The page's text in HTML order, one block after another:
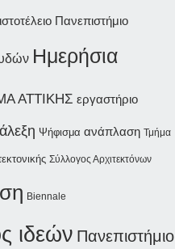
Πανεπιστήμιο
Ημερήσια
ΑΤΤΙΚΗΣ εργαστήριο
Ψήφισμα ανάπλαση Τμήμα
Σύλλογος Αρχιτεκτόνων
Biennale
ιδεών Πανεπιστήμιο